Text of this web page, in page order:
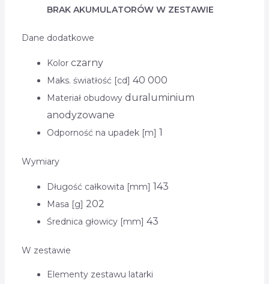
BRAK AKUMULATORÓW W ZESTAWIE
Dane dodatkowe
Kolor czarny
Maks. światłość [cd] 40 000
Materiał obudowy duraluminium
anodyzowane
Odporność na upadek [m] 1
Wymiary
Długość całkowita [mm] 143
Masa [g] 202
Średnica głowicy [mm] 43
W zestawie
Elementy zestawu latarki